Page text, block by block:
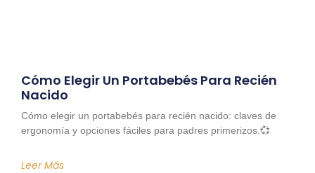
Cómo Elegir Un Portabebés Para Recién
Nacido
Cómo elegir un portabebés para recién nacido: claves de
ergonomía y opciones fáciles para padres primerizos.💞
Leer Más